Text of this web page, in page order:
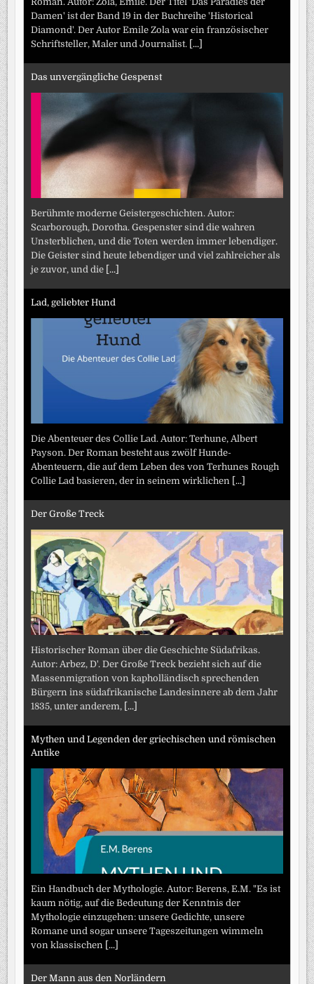
Damen' ist der Band 19 in der Buchreihe 'Historical
Diamond'. Der Autor Emile Zola war ein französischer
Schriftsteller, Maler und Journalist. [...]
Das unvergängliche Gespenst
Berühmte moderne Geistergeschichten. Autor:
Scarborough, Dorotha. Gespenster sind die wahren
Unsterblichen, und die Toten werden immer lebendiger.
Die Geister sind heute lebendiger und viel zahlreicher als
je zuvor, und die [...]
Lad, geliebter Hund
Die Abenteuer des Collie Lad. Autor: Terhune, Albert
Payson. Der Roman besteht aus zwölf Hunde-
Abenteuern, die auf dem Leben des von Terhunes Rough
Collie Lad basieren, der in seinem wirklichen [...]
Der Große Treck
Historischer Roman über die Geschichte Südafrikas.
Autor: Arbez, D'. Der Große Treck bezieht sich auf die
Massenmigration von kapholländisch sprechenden
Bürgern ins südafrikanische Landesinnere ab dem Jahr
1835, unter anderem, [...]
Mythen und Legenden der griechischen und römischen
Antike
Ein Handbuch der Mythologie. Autor: Berens, E.M. "Es ist
kaum nötig, auf die Bedeutung der Kenntnis der
Mythologie einzugehen: unsere Gedichte, unsere
Romane und sogar unsere Tageszeitungen wimmeln
von klassischen [...]
Der Mann aus den Norländern